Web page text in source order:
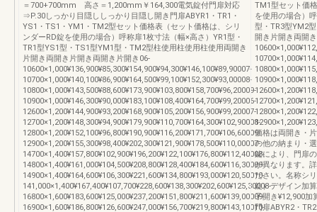
＝700+700mm 高さ＝1,200mm￥164,300電気錠付門扉対応
⇒P.30しっかり目隠ししっかり目隠し開き門扉ABYR1・TR1・
YS1・TS1・YM1・TM2型セット価格表（セット価格は、シリ
ンダーRD錠を使用の場合）呼称扉1枚寸法（幅×高さ）YR1型・
TR1型YS1型・TS1型YM1型・TM2型柱使用柱使用柱使用両開き
片開き両開き片開き両開き片開き06-
10600×1,000¥136,900¥85,300¥154,900¥94,300¥146,100¥89,90007-
10700×1,000¥140,100¥86,900¥164,500¥99,100¥152,300¥93,00008-
10800×1,000¥143,500¥88,600¥173,900¥103,800¥158,700¥96,20009-
10900×1,000¥146,300¥90,000¥183,100¥108,400¥164,700¥99,20006-
12600×1,200¥144,900¥93,200¥168,900¥105,200¥156,900¥99,20007-
12700×1,200¥148,300¥94,900¥179,900¥110,700¥164,300¥102,90008-
12800×1,200¥152,100¥96,800¥190,900¥116,200¥171,700¥106,60009-
12900×1,200¥155,300¥98,400¥202,300¥121,900¥178,500¥110,00007-
14700×1,400¥157,800¥102,900¥196,200¥122,100¥176,800¥112,40008-
14800×1,400¥161,000¥104,500¥208,800¥128,400¥184,600¥116,30009-
14900×1,400¥164,600¥106,300¥221,600¥134,800¥193,000¥120,50010-
141,000×1,400¥167,400¥107,700¥228,600¥138,300¥202,600¥125,30008-
16800×1,600¥183,600¥125,000¥237,200¥151,800¥211,600¥139,00009-
16900×1,600¥186,800¥126,600¥247,000¥156,700¥219,800¥143,10010-
TM1型セット価
を使用の場合）
型・TR3型YM2
開き片開き両開
価格は両開き・
の他の納まり・
錠により、門扉
が異なります。
ださい。名称シ
錠）デザイン加
子開き¥12,900加
門扉ABYR2・